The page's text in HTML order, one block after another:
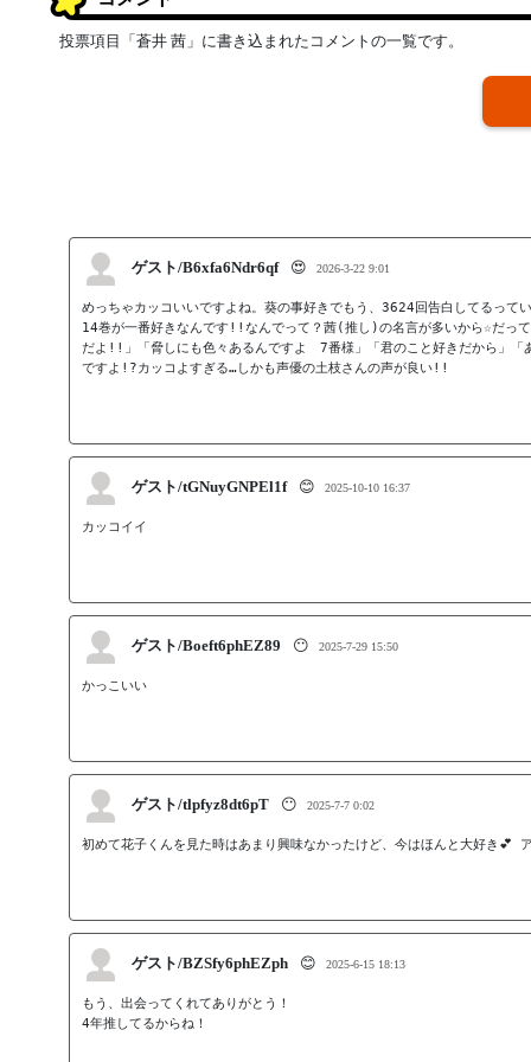
投票項目「蒼井 茜」に書き込まれたコメントの一覧です。
ゲスト/B6xfa6Ndr6qf 😍 2026-3-22 9:01
めっちゃカッコいいですよね。葵の事好きでもう、3624回告白してるっ
14巻が一番好きなんです!!なんでって？茜(推し)の名言が多いから☆だっ
だよ!!」「脅しにも色々あるんですよ　7番様」「君のこと好きだから」
ですよ!?カッコよすぎる…しかも声優の土枝さんの声が良い!!
ゲスト/tGNuyGNPEl1f 😊 2025-10-10 16:37
カッコイイ
ゲスト/Boeft6phEZ89 😶 2025-7-29 15:50
ゲスト/tlpfyz8dt6pT 😶 2025-7-7 0:02
初めて花子くんを見た時はあまり興味なかったけど、今はほんと大好き
ゲスト/BZSfy6phEZph 😊 2025-6-15 18:13
もう、出会ってくれてありがとう！
4年推してるからね！